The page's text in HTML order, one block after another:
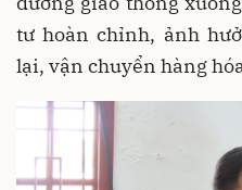
tư hoàn chỉnh, ảnh
lại, vận chuyển hàng